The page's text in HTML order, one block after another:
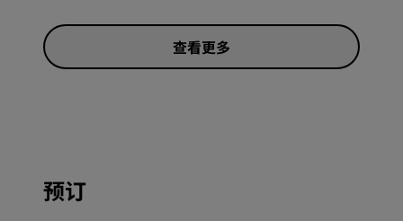
查看更多
预订